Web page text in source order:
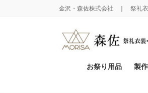
金沢・森佐株式会社 ❘ 祭礼衣
お祭り用品 製